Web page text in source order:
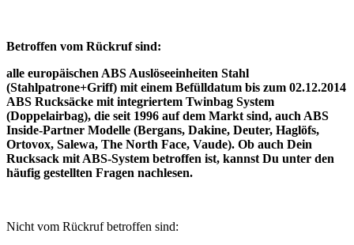
Betroffen vom Rückruf sind:
alle europäischen ABS Auslöseeinheiten Stahl
(Stahlpatrone+Griff) mit einem Befülldatum bis zum 02.12.2014
ABS Rucksäcke mit integriertem Twinbag System
(Doppelairbag), die seit 1996 auf dem Markt sind, auch ABS
Inside-Partner Modelle (Bergans, Dakine, Deuter, Haglöfs,
Ortovox, Salewa, The North Face, Vaude). Ob auch Dein
Rucksack mit ABS-System betroffen ist, kannst Du unter den
häufig gestellten Fragen nachlesen.
Nicht vom Rückruf betroffen sind: